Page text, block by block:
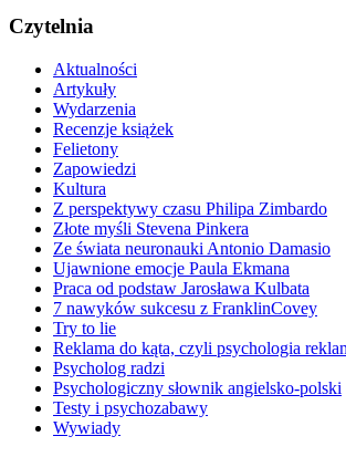
Czytelnia
Aktualności
Artykuły
Wydarzenia
Recenzje książek
Felietony
Zapowiedzi
Kultura
Z perspektywy czasu Philipa Zimbardo
Złote myśli Stevena Pinkera
Ze świata neuronauki Antonio Damasio
Ujawnione emocje Paula Ekmana
Praca od podstaw Jarosława Kulbata
7 nawyków sukcesu z FranklinCovey
Try to lie
Reklama do kąta, czyli psychologia
Psycholog radzi
Psychologiczny słownik angielsko-polski
Testy i psychozabawy
Wywiady